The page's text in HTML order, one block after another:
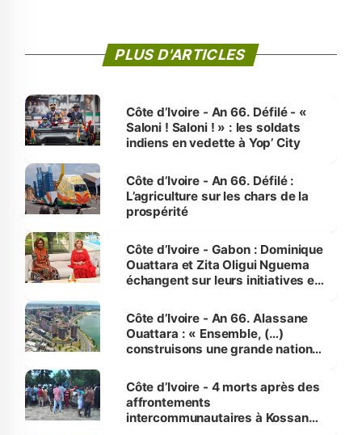
PLUS D'ARTICLES
Côte d’Ivoire - An 66. Défilé - «
Saloni ! Saloni ! » : les soldats
indiens en vedette à Yop’ City
Côte d’Ivoire - An 66. Défilé :
L’agriculture sur les chars de la
prospérité
Côte d’Ivoire - Gabon : Dominique
Ouattara et Zita Oligui Nguema
échangent sur leurs initiatives en
enfants
Côte d’Ivoire - An 66. Alassane
Ouattara : « Ensemble, (…)
construisons une grande nation
générations futures »
Côte d’Ivoire - 4 morts après des
affrontements
intercommunautaires à Kossandji